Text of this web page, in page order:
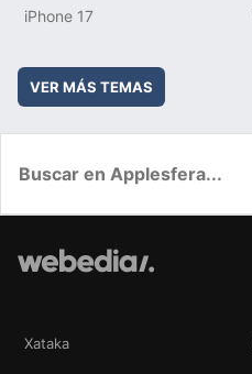
iPhone 17
VER MÁS TEMAS
Xataka